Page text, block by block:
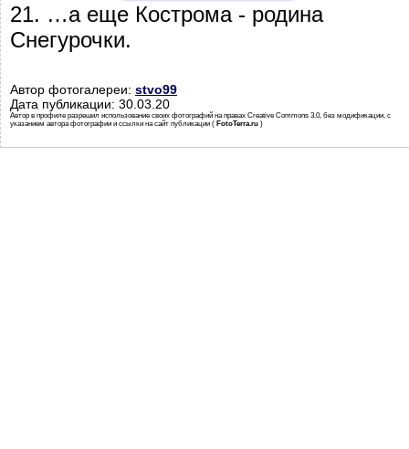
21. …а еще Кострома - родина
Снегурочки.
Автор фотогалереи: stvo99
Дата публикации: 30.03.20
Автор в профиле разрешил использование своих фотографий на правах Creative Commons 3.0, без модификации, с
указанием автора фотографии и ссылки на сайт публикации ( FotoTerra.ru )